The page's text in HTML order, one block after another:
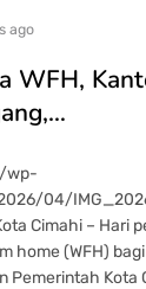
ago
WFH,
wp-
04/
Cimahi – Hari
home (WFH)
Pemerintah Kota